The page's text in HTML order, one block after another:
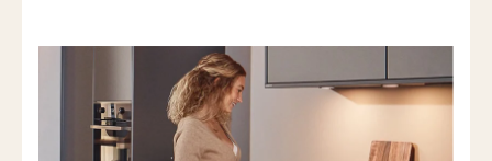
registrácie
do
7.
ročníka”